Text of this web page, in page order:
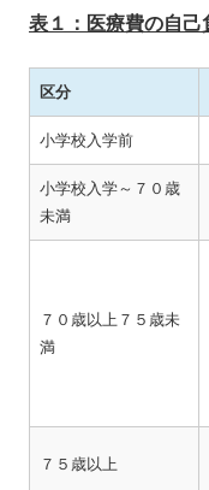
表１：医療費の自己
区分
小学校入学前
小学校入学～７０歳
未満
７０歳以上７５歳未
満
７５歳以上